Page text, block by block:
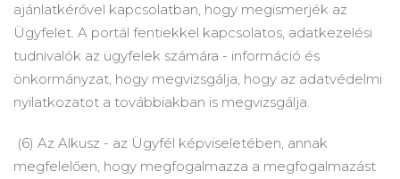
ajánlatkérővel kapcsolatban, hogy megismerjék az
Ügyfelet. A portál fentiekkel kapcsolatos, adatkezelési
tudnivalók az ügyfelek számára - információ és
önkormányzat, hogy megvizsgálja, hogy az adatvédelmi
nyilatkozatot a továbbiakban is megvizsgálja.
(6) Az Alkusz - az Ügyfél képviseletében, annak
megfelelően, hogy megfogalmazza a megfogalmazást